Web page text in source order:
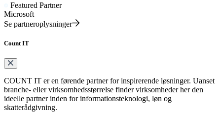
Featured Partner
Microsoft
Se partneroplysninger
Count IT
COUNT IT er en førende partner for inspirerende løsninger. Uanset
branche- eller virksomhedsstørrelse finder virksomheder her den
ideelle partner inden for informationsteknologi, løn og
skatterådgivning.